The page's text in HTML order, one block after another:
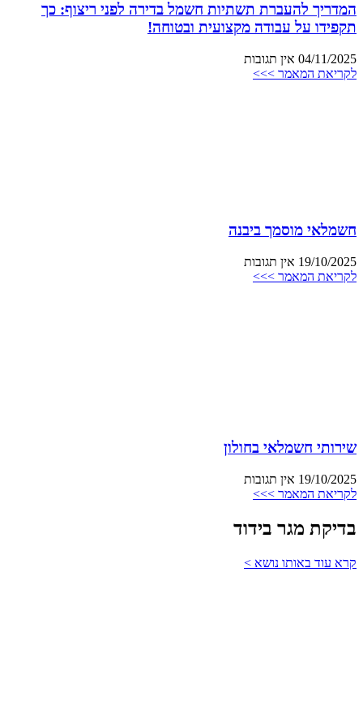
המדריך להעברת תשתיות חשמל בדירה לפני ריצוף: כך
תקפידו על עבודה מקצועית ובטוחה!
04/11/2025 אין תגובות
לקריאת המאמר >>>
חשמלאי מוסמך ביבנה
19/10/2025 אין תגובות
לקריאת המאמר >>>
שירותי חשמלאי בחולון
19/10/2025 אין תגובות
לקריאת המאמר >>>
בדיקת מגר בידוד
קרא עוד באותו נושא >